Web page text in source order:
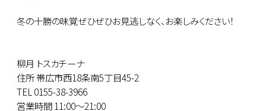
冬の十勝の味覚ぜひぜひお見逃しなく、お楽しみください！
柳月 トスカチーナ
住所 帯広市西18条南5丁目45-2
TEL 0155-38-3966
営業時間 11:00～21:00